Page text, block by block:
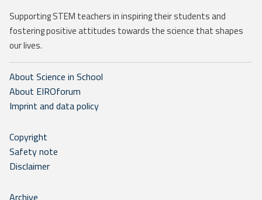
Supporting STEM teachers in inspiring their students and
fostering positive attitudes towards the science that shapes
our lives.
About Science in School
About EIROforum
Imprint and data policy
Copyright
Safety note
Disclaimer
Archive